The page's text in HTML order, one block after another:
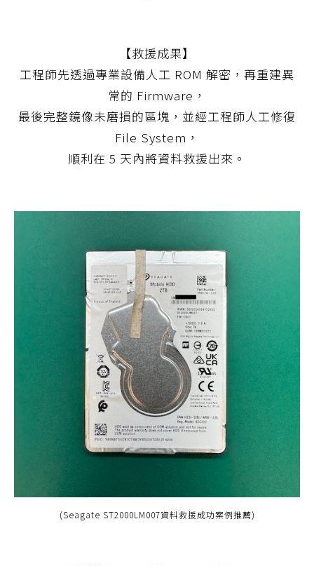
【救援成果】
工程師先透過專業設備人工 ROM 解密，再重建異
常的 Firmware，
最後完整鏡像未磨損的區塊，並經工程師人工修復
File System，
順利在 5 天內將資料救援出來。
(Seagate ST2000LM007資料救援成功案例推薦)